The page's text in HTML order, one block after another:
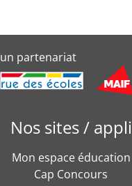
un partenariat
Nos sites / appli
Mon espace éducation
Cap Concours